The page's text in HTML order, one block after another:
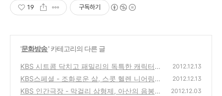
19 구독하기
'문화방송' 카테고리의 다른 글
KBS 시트콤 닥치고 패밀리의 독특한 캐릭터인
여배우 열희봉(걸그룹 밀크의 맴버였던 박희
본, 본명 박재영)의 변신 모습
2012.12.13
KBS스페셜 - 조화로운 삶, 스콧 헬렌 니어링
부부의 후예들에 대한 다큐방송
(1)
2012.12.13
KBS 인간극장 - 막걸리 삼형제, 아산의 음봉양
2012.12.03